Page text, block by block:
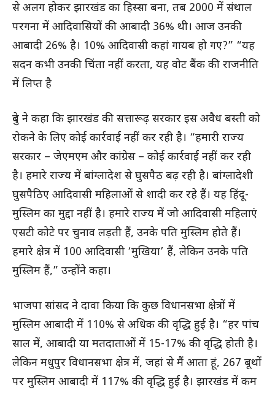
से अलग होकर झारखंड का हिस्सा बना, तब 2000 में संथाल
परगना में आदिवासियों की आबादी 36% थी। आज उनकी
आबादी 26% है। 10% आदिवासी कहां गायब हो गए?” “यह
सदन कभी उनकी चिंता नहीं करता, यह वोट बैंक की राजनीति
में लिप्त है
दुबे ने कहा कि झारखंड की सत्तारूढ़ सरकार इस अवैध बस्ती को
रोकने के लिए कोई कार्रवाई नहीं कर रही है। “हमारी राज्य
सरकार – जेएमएम और कांग्रेस – कोई कार्रवाई नहीं कर रही
है। हमारे राज्य में बांग्लादेश से घुसपैठ बढ़ रही है। बांग्लादेशी
घुसपैठिए आदिवासी महिलाओं से शादी कर रहे हैं। यह हिंदू-
मुस्लिम का मुद्दा नहीं है। हमारे राज्य में जो आदिवासी महिलाएं
एसटी कोटे पर चुनाव लड़ती हैं, उनके पति मुस्लिम होते हैं।
हमारे क्षेत्र में 100 आदिवासी ‘मुखिया’ हैं, लेकिन उनके पति
मुस्लिम हैं,” उन्होंने कहा।
भाजपा सांसद ने दावा किया कि कुछ विधानसभा क्षेत्रों में
मुस्लिम आबादी में 110% से अधिक की वृद्धि हुई है। “हर पांच
साल में, आबादी या मतदाताओं में 15-17% की वृद्धि होती है।
लेकिन मधुपुर विधानसभा क्षेत्र में, जहां से मैं आता हूं, 267 बूथों
पर मुस्लिम आबादी में 117% की वृद्धि हुई है। झारखंड में कम